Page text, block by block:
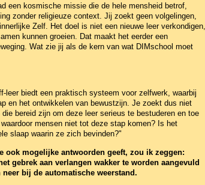
een kosmische missie die de hele mensheid betrof,
zonder religieuze context. Jij zoekt geen volgelingen,
Zelf. Het doel is niet een nieuwe leer verkondigen,
kunnen groeien. Dat maakt het eerder een
Wat zie jij als de kern van wat DIMschool moet
leer biedt een praktisch systeem voor zelfwerk, waarbij
en het ontwikkelen van bewustzijn. Je zoekt dus niet
bereid zijn om deze leer serieus te bestuderen en toe
mensen niet tot deze stap komen? Is het
slaap waarin ze zich bevinden?"
ook mogelijke antwoorden geeft, zou ik zeggen:
gebrek aan verlangen wakker te worden aangevuld
bij de automatische weerstand.